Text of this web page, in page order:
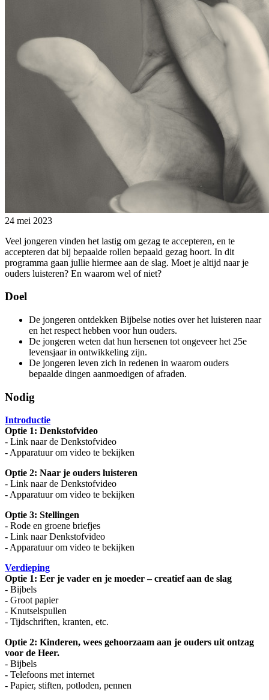
24 mei 2023
Veel jongeren vinden het lastig om gezag te accepteren, en te
accepteren dat bij bepaalde rollen bepaald gezag hoort. In dit
programma gaan jullie hiermee aan de slag. Moet je altijd naar je
ouders luisteren? En waarom wel of niet?
Doel
De jongeren ontdekken Bijbelse noties over het luisteren naar
en het respect hebben voor hun ouders.
De jongeren weten dat hun hersenen tot ongeveer het 25e
levensjaar in ontwikkeling zijn.
De jongeren leven zich in redenen in waarom ouders
bepaalde dingen aanmoedigen of afraden.
Nodig
Introductie
Optie 1: Denkstofvideo
- Link naar de Denkstofvideo
- Apparatuur om video te bekijken
Optie 2: Naar je ouders luisteren
- Link naar de Denkstofvideo
- Apparatuur om video te bekijken
Optie 3: Stellingen
- Rode en groene briefjes
- Link naar Denkstofvideo
- Apparatuur om video te bekijken
Verdieping
Optie 1: Eer je vader en je moeder – creatief aan de slag
- Bijbels
- Groot papier
- Knutselspullen
- Tijdschriften, kranten, etc.
Optie 2: Kinderen, wees gehoorzaam aan je ouders uit ontzag
voor de Heer.
- Bijbels
- Telefoons met internet
- Papier, stiften, potloden, pennen